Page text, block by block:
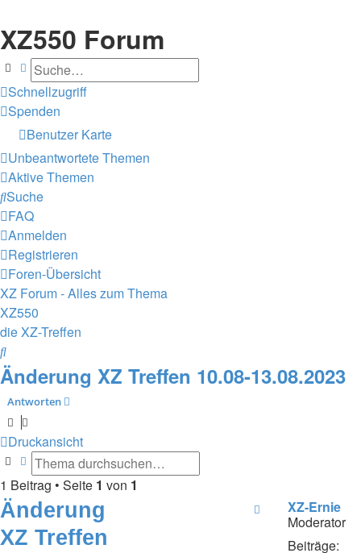
XZ550 Forum
SucheErweiterte Suche
Schnellzugriff
Spenden
Benutzer Karte
Unbeantwortete Themen
Aktive Themen
Suche
FAQ
Anmelden
Registrieren
Foren-Übersicht
XZ Forum - Alles zum Thema
XZ550
die XZ-Treffen
Suche
Änderung XZ Treffen 10.08-13.08.2023
Antworten
Druckansicht
SucheErweiterte Suche
1 Beitrag • Seite 1 von 1
XZ-Ernie
Moderator
Beiträge:
Änderung
XZ Treffen